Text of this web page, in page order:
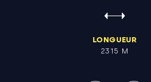
LONGUEUR
2315 M